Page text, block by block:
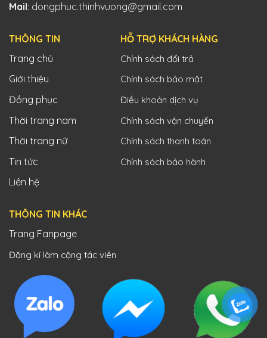
Mail: dongphuc.thinhvuong@gmail.com
THÔNG TIN
Trang chủ
Giới thiệu
Đồng phục
Thời trang nam
Thời trang nữ
Tin tức
Liên hệ
HỖ TRỢ KHÁCH HÀNG
Chính sách đổi trả
Chính sách bảo mật
Điều khoản dịch vụ
Chính sách vận chuyển
Chính sách thanh toán
Chính sách bảo hành
THÔNG TIN KHÁC
Trang Fanpage
Đăng kí làm cộng tác viên